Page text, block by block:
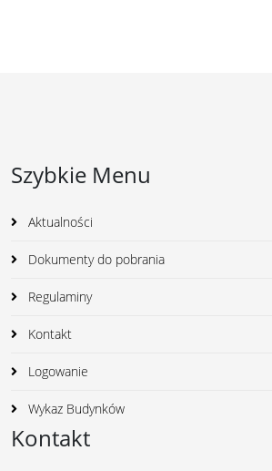
Szybkie Menu
Aktualności
Dokumenty do pobrania
Regulaminy
Kontakt
Logowanie
Wykaz Budynków
Kontakt